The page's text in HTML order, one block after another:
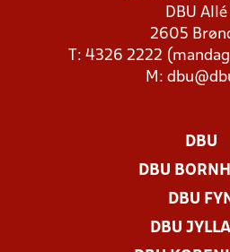
DBU Allé
2605
T: 4326 2222
M:
DBU
DBU
DBU FYN
DBU